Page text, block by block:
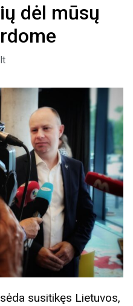
dėl mūsų
susitikęs Lietuvos,